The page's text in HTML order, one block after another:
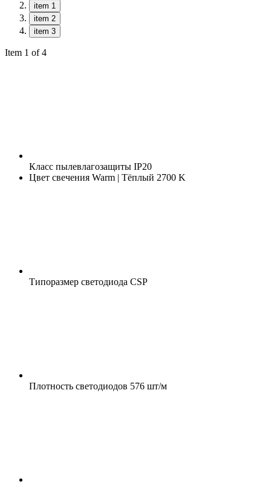
item 1
item 2
item 3
Item 1 of 4
Класс пылевлагозащиты IP20
Цвет свечения Warm | Тёплый 2700 K
Типоразмер светодиода CSP
Плотность светодиодов 576 шт/м